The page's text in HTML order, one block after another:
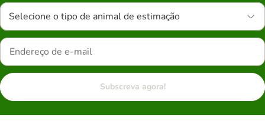
Selecione o tipo de animal de estimação
Subscreva agora!